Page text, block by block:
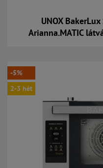
UNOX
Arianna.MATIC
-5%
2-3 hét